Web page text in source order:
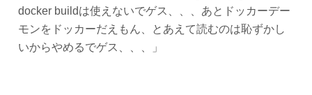
docker buildは使えないでゲス、、、あとドッカーデー
モンをドッカーだえもん、とあえて読むのは恥ずかし
いからやめるでゲス、、、」